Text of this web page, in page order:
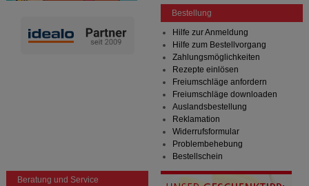
Bestellung
Hilfe zur Anmeldung
Hilfe zum Bestellvorgang
Zahlungsmöglichkeiten
Rezepte einlösen
Freiumschläge anfordern
Freiumschläge downloaden
Auslandsbestellung
Reklamation
Widerrufsformular
Problembehebung
Bestellschein
Beratung und Service